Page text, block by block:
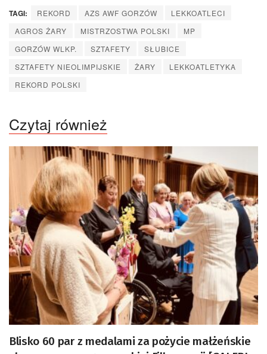
TAGI: REKORD AZS AWF GORZÓW
LEKKOATLECI
AGROS ŻARY
MISTRZOSTWA POLSKI
MP
GORZÓW WLKP.
SZTAFETY
SŁUBICE
SZTAFETY NIEOLIMPIJSKIE
ŻARY
LEKKOATLETYKA
REKORD POLSKI
Czytaj również
Blisko 60 par z medalami za pożycie małżeńskie